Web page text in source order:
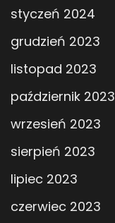
styczeń 2024
grudzień 2023
listopad 2023
październik 2023
wrzesień 2023
sierpień 2023
lipiec 2023
czerwiec 2023